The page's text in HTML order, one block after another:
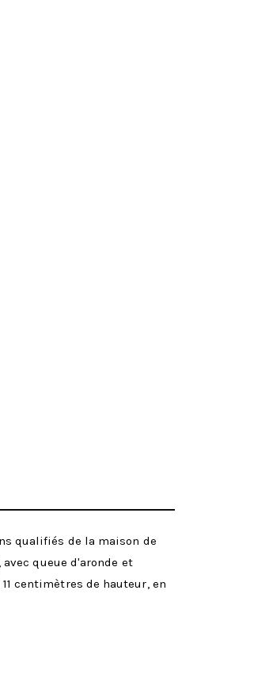
qualifiés de la maison de
queue d'aronde et
centimètres de hauteur, en